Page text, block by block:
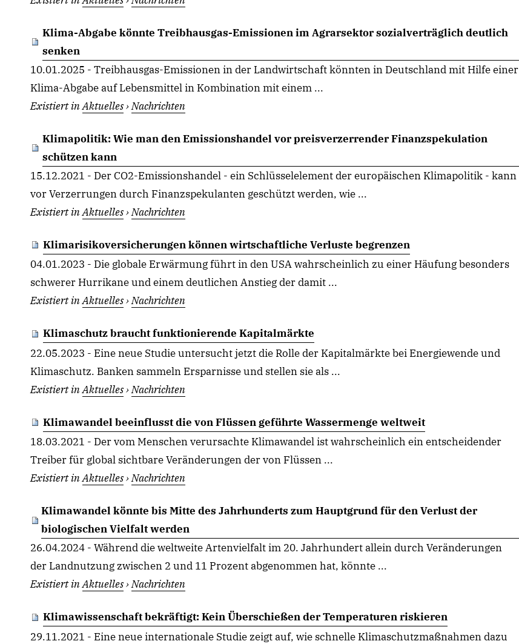
Klima-Abgabe könnte Treibhausgas-Emissionen im Agrarsektor sozialverträglich deutlich
senken
10.01.2025 - Treibhausgas-Emissionen in der Landwirtschaft könnten in Deutschland mit Hilfe einer
Klima-Abgabe auf Lebensmittel in Kombination mit einem ...
Existiert inAktuelles›Nachrichten
Klimapolitik: Wie man den Emissionshandel vor preisverzerrender Finanzspekulation
schützen kann
15.12.2021 - Der CO2-Emissionshandel - ein Schlüsselelement der europäischen Klimapolitik - kann
vor Verzerrungen durch Finanzspekulanten geschützt werden, wie ...
Existiert inAktuelles›Nachrichten
Klimarisikoversicherungen können wirtschaftliche Verluste begrenzen
04.01.2023 - Die globale Erwärmung führt in den USA wahrscheinlich zu einer Häufung besonders
schwerer Hurrikane und einem deutlichen Anstieg der damit ...
Existiert inAktuelles›Nachrichten
Klimaschutz braucht funktionierende Kapitalmärkte
22.05.2023 - Eine neue Studie untersucht jetzt die Rolle der Kapitalmärkte bei Energiewende und
Klimaschutz. Banken sammeln Ersparnisse und stellen sie als ...
Existiert inAktuelles›Nachrichten
Klimawandel beeinflusst die von Flüssen geführte Wassermenge weltweit
18.03.2021 - Der vom Menschen verursachte Klimawandel ist wahrscheinlich ein entscheidender
Treiber für global sichtbare Veränderungen der von Flüssen ...
Existiert inAktuelles›Nachrichten
Klimawandel könnte bis Mitte des Jahrhunderts zum Hauptgrund für den Verlust der
biologischen Vielfalt werden
26.04.2024 - Während die weltweite Artenvielfalt im 20. Jahrhundert allein durch Veränderungen
der Landnutzung zwischen 2 und 11 Prozent abgenommen hat, könnte ...
Existiert inAktuelles›Nachrichten
Klimawissenschaft bekräftigt: Kein Überschießen der Temperaturen riskieren
29.11.2021 - Eine neue internationale Studie zeigt auf, wie schnelle Klimaschutzmaßnahmen dazu